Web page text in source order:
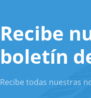
Recibe
boletín
Recibe todas nuestras